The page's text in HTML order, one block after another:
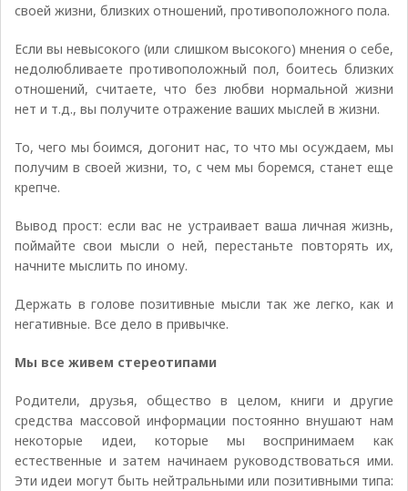
своей жизни, близких отношений, противоположного пола.
Если вы невысокого (или слишком высокого) мнения о себе,
недолюбливаете противоположный пол, боитесь близких
отношений, считаете, что без любви нормальной жизни
нет и т.д., вы получите отражение ваших мыслей в жизни.
То, чего мы боимся, догонит нас, то что мы осуждаем, мы
получим в своей жизни, то, с чем мы боремся, станет еще
крепче.
Вывод прост: если вас не устраивает ваша личная жизнь,
поймайте свои мысли о ней, перестаньте повторять их,
начните мыслить по иному.
Держать в голове позитивные мысли так же легко, как и
негативные. Все дело в привычке.
Мы все живем стереотипами
Родители, друзья, общество в целом, книги и другие
средства массовой информации постоянно внушают нам
некоторые идеи, которые мы воспринимаем как
естественные и затем начинаем руководствоваться ими.
Эти идеи могут быть нейтральными или позитивными типа: